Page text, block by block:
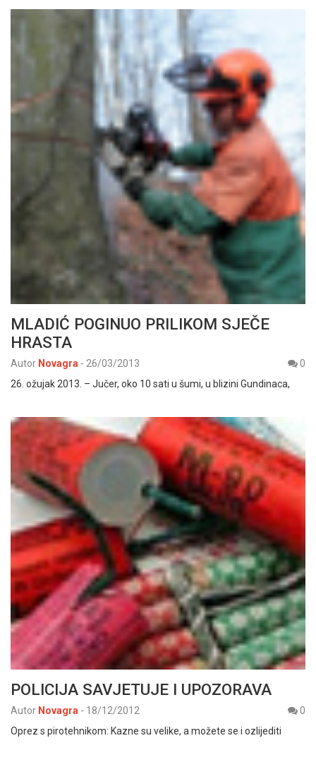
MLADIĆ POGINUO PRILIKOM SJEČE
HRASTA
Autor Novagra - 26/03/2013
0
26. ožujak 2013. – Jučer, oko 10 sati u šumi, u blizini Gundinaca,
POLICIJA SAVJETUJE I UPOZORAVA
Autor Novagra - 18/12/2012
0
Oprez s pirotehnikom: Kazne su velike, a možete se i ozlijediti